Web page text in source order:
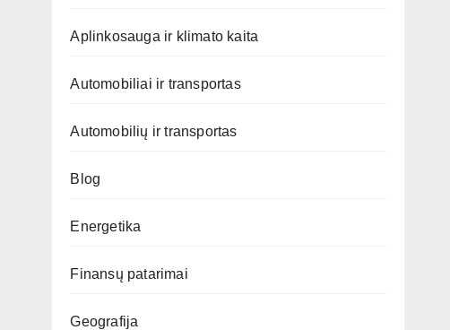
Aplinkosauga ir klimato kaita
Automobiliai ir transportas
Automobilių ir transportas
Blog
Energetika
Finansų patarimai
Geografija